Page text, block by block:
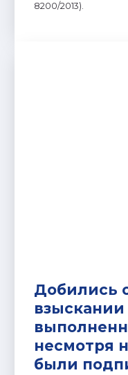
8200/2013).
Добились
взыскании
несмотря
были